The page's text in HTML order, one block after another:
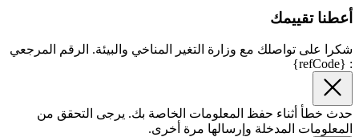
أعطنا تقييمك
شكرا على تواصلك مع وزارة التغير المناخي والبيئة. الرقم المرجعي
: {refCode}
حدث خطأ أثناء حفظ المعلومات الخاصة بك. يرجى التحقق من
المعلومات المدخلة وإرسالها مرة أخرى.